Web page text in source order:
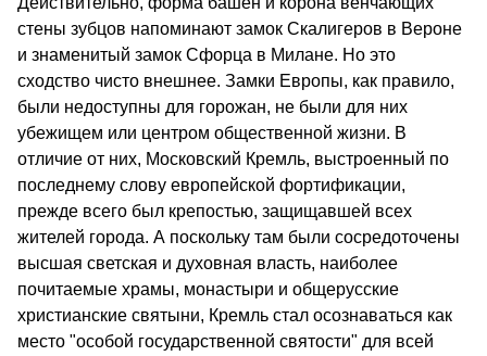
стены зубцов напоминают замок Скалигеров в Вероне
и знаменитый замок Сфорца в Милане. Но это
сходство чисто внешнее. Замки Европы, как правило,
были недоступны для горожан, не были для них
убежищем или центром общественной жизни. В
отличие от них, Московский Кремль, выстроенный по
последнему слову европейской фортификации,
прежде всего был крепостью, защищавшей всех
жителей города. А поскольку там были сосредоточены
высшая светская и духовная власть, наиболее
почитаемые храмы, монастыри и общерусские
христианские святыни, Кремль стал осознаваться как
место "особой государственной святости" для всей